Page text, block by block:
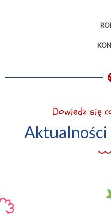
Dowiedz się
Aktualności